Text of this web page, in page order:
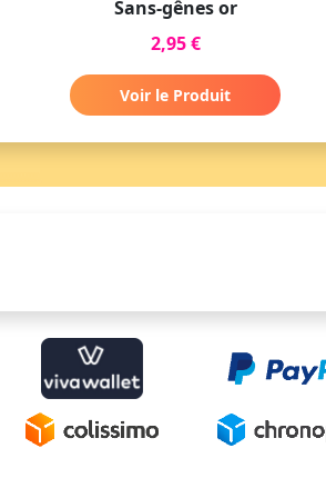
Sans-gênes or
2,95 €
Voir le Produit